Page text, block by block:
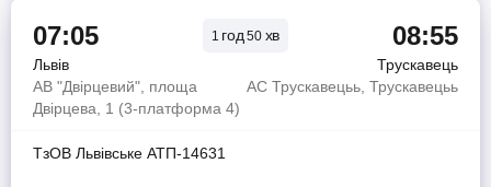
07:05 1 год50 хв 08:55
Львів
Трускавець
АВ "Двірцевий", площа
Двірцева, 1 (3-платформа 4)
АС Трускавецьь, Трускавецьь
ТзОВ Львiвське АТП-14631